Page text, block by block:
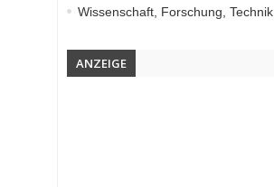
Wissenschaft, Forschung, Technik
ANZEIGE